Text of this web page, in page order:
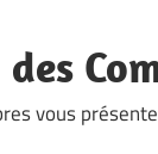
vous